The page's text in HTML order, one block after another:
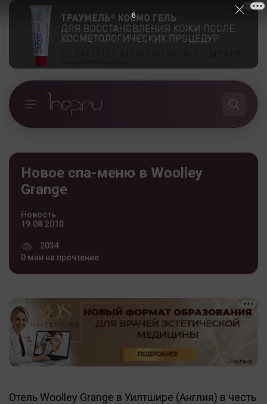
Новое спа-меню в Woolley
Grange
Новость
19.08.2010
2034
0 мин на прочтение
Отель Woolley Grange в Уилтшире (Англия) в честь
5